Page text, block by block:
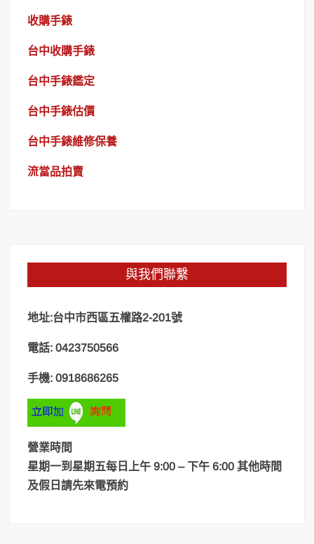
收購手錶
台中收購手錶
台中手錶鑑定
台中手錶估價
台中手錶維修保養
流當品拍賣
與我們聯繫
地址:台中市西區五權路2-201號
電話: 0423750566
手機: 0918686265
營業時間
星期一到星期五每日上午 9:00 – 下午 6:00 其他時間
及假日請先來電預約